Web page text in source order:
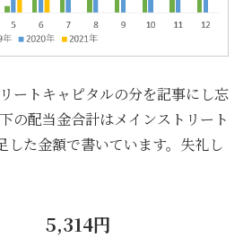
ートキャピタルの分を記事にし忘
の配当金合計はメインストリート
した金額で書いています。失礼し
5,314円